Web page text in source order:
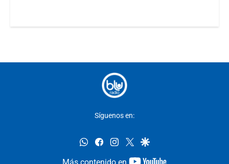
Síguenos en:
whatsappfacebookinstagram
twittergoogle
Más contenido en
youtube-